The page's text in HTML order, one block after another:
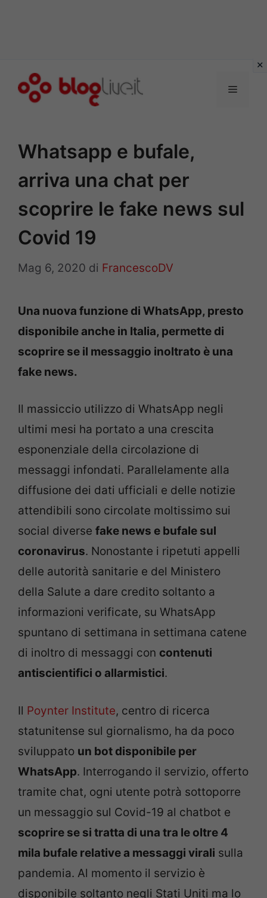
Menu
Whatsapp e bufale,
arriva una chat per
scoprire le fake news sul
Covid 19
Mag 6, 2020 di FrancescoDV
Una nuova funzione di WhatsApp, presto
disponibile anche in Italia, permette di
scoprire se il messaggio inoltrato è una
fake news.
Il massiccio utilizzo di WhatsApp negli
ultimi mesi ha portato a una crescita
esponenziale della circolazione di
messaggi infondati. Parallelamente alla
diffusione dei dati ufficiali e delle notizie
attendibili sono circolate moltissimo sui
social diverse fake news e bufale sul
coronavirus. Nonostante i ripetuti appelli
delle autorità sanitarie e del Ministero
della Salute a dare credito soltanto a
informazioni verificate, su WhatsApp
spuntano di settimana in settimana catene
di inoltro di messaggi con contenuti
antiscientifici o allarmistici.
Il Poynter Institute, centro di ricerca
statunitense sul giornalismo, ha da poco
sviluppato un bot disponibile per
WhatsApp. Interrogando il servizio, offerto
tramite chat, ogni utente potrà sottoporre
un messaggio sul Covid-19 al chatbot e
scoprire se si tratta di una tra le oltre 4
mila bufale relative a messaggi virali sulla
pandemia. Al momento il servizio è
disponibile soltanto negli Stati Uniti ma lo